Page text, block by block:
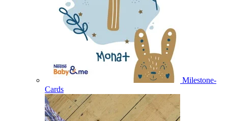
Milestone-
Cards